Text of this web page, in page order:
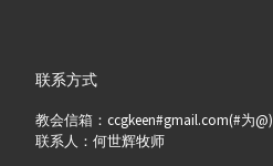
联系方式
教会信箱：ccgkeen#gmail.com(#为@)
联系人：何世辉牧师